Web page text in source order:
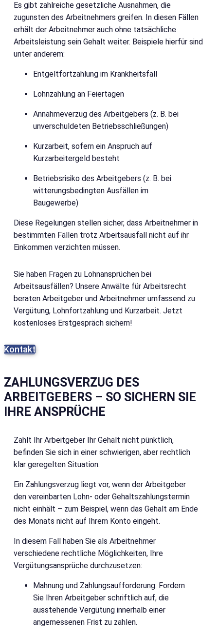
Es gibt zahlreiche gesetzliche Ausnahmen, die
zugunsten des Arbeitnehmers greifen. In diesen Fällen
erhält der Arbeitnehmer auch ohne tatsächliche
Arbeitsleistung sein Gehalt weiter. Beispiele hierfür sind
unter anderem:
Entgeltfortzahlung im Krankheitsfall
Lohnzahlung an Feiertagen
Annahmeverzug des Arbeitgebers (z. B. bei
unverschuldeten Betriebsschließungen)
Kurzarbeit, sofern ein Anspruch auf
Kurzarbeitergeld besteht
Betriebsrisiko des Arbeitgebers (z. B. bei
witterungsbedingten Ausfällen im
Baugewerbe)
Diese Regelungen stellen sicher, dass Arbeitnehmer in
bestimmten Fällen trotz Arbeitsausfall nicht auf ihr
Einkommen verzichten müssen.
Sie haben Fragen zu Lohnansprüchen bei
Arbeitsausfällen? Unsere Anwälte für Arbeitsrecht
beraten Arbeitgeber und Arbeitnehmer umfassend zu
Vergütung, Lohnfortzahlung und Kurzarbeit. Jetzt
kostenloses Erstgespräch sichern!
Kontakt
ZAHLUNGS­VERZUG DES
ARBEITGEBERS – SO SICHERN SIE
IHRE ANSPRÜCHE
Zahlt Ihr Arbeitgeber Ihr Gehalt nicht pünktlich,
befinden Sie sich in einer schwierigen, aber rechtlich
klar geregelten Situation.
Ein Zahlungsverzug liegt vor, wenn der Arbeitgeber
den vereinbarten Lohn- oder Gehaltszahlungstermin
nicht einhält – zum Beispiel, wenn das Gehalt am Ende
des Monats nicht auf Ihrem Konto eingeht.
In diesem Fall haben Sie als Arbeitnehmer
verschiedene rechtliche Möglichkeiten, Ihre
Vergütungsansprüche durchzusetzen:
Mahnung und Zahlungsaufforderung: Fordern
Sie Ihren Arbeitgeber schriftlich auf, die
ausstehende Vergütung innerhalb einer
angemessenen Frist zu zahlen.